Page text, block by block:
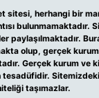
sitesi, herhangi bir
bulunmamaktadır.
paylaşılmaktadır.
olup, gerçek
Gerçek kurum ve
tesadüfidir.
taşımazlar.